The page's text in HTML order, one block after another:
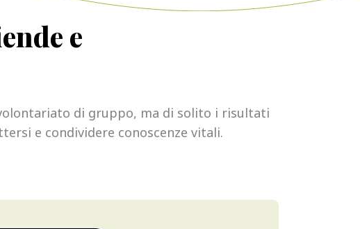
e
di gruppo, ma di solito i risultati
e condividere conoscenze vitali.